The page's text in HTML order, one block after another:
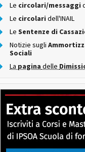
Le circolari/messaggi
Le circolari dell'INAIL
Le Sentenze di
Notizie sugli
Sociali
La pagina delle